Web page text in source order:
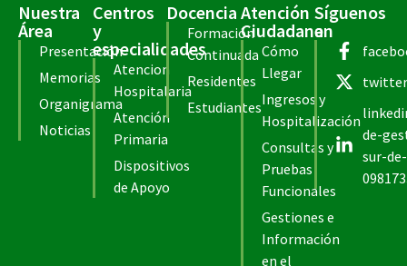
Nuestra
Área
Presentación
Memorias
Organigrama
Noticias
Centros
y
especialidades
Atencion
Hospitalaria
Atención
Primaria
Dispositivos
de Apoyo
Docencia
Formación
Continuada
Residentes
Estudiantes
Atención
Ciudadana
Cómo
Llegar
Ingresos y
Hospitalización
Consultas y
Pruebas
Funcionales
Gestiones e
Información
en el
Síguenos
en
de-
sur-